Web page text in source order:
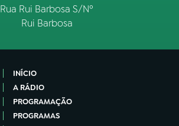
Rua Rui Barbosa S/Nº
Rui Barbosa
INÍCIO
A RÁDIO
PROGRAMAÇÃO
PROGRAMAS